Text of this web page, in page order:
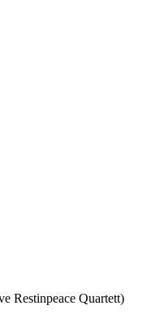
Restinpeace Quartett)